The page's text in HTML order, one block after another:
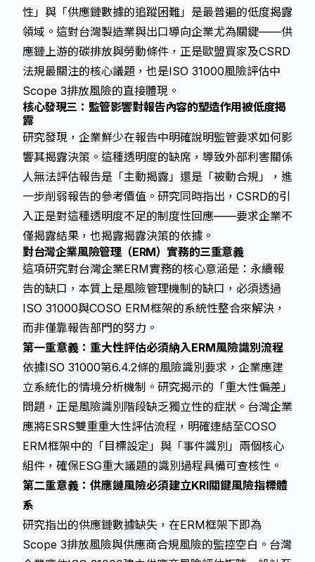
性」與「供應鏈數據的追蹤困難」是最普遍的低度揭露
領域。這對台灣製造業與出口導向企業尤為關鍵——供
應鏈上游的碳排放與勞動條件，正是歐盟買家及CSRD
法規最關注的核心議題，也是ISO 31000風險評估中
Scope 3排放風險的直接體現。
核心發現三：監管影響對報告內容的塑造作用被低度揭
露
研究發現，企業鮮少在報告中明確說明監管要求如何影
響其揭露決策。這種透明度的缺席，導致外部利害關係
人無法評估報告是「主動揭露」還是「被動合規」，進
一步削弱報告的參考價值。研究同時指出， CSRD的引
入正是對這種透明度不足的制度性回應——要求企業不
僅揭露結果，也揭露揭露決策的依據。
對台灣企業風險管理（ERM）實務的三重意義
這項研究對台灣企業ERM實務的核心意涵是：永續報
告的缺口，本質上是風險管理機制的缺口，必須透過
ISO 31000與COSO ERM框架的系統性整合來解決，
而非僅靠報告部門的努力。
第一重意義：重大性評估必須納入ERM風險識別流程
依據ISO 31000第6.4.2條的風險識別要求，企業應建
立系統化的情境分析機制。研究揭示的「重大性偏差」
問題，正是風險識別階段缺乏獨立性的症狀。台灣企業
應將ESRS雙重重大性評估流程，明確連結至COSO
ERM框架中的「目標設定」與「事件識別」兩個核心
組件，確保ESG重大議題的識別過程具備可查核性。
第二重意義：供應鏈風險必須建立KRI關鍵風險指標體
系
研究指出的供應鏈數據缺失，在ERM框架下即為
Scope 3排放風險與供應商合規風險的監控空白。台灣